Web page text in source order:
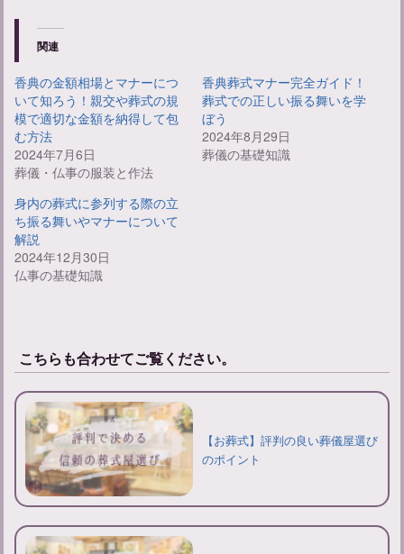
葬儀後のお礼状の書き方：具体例や送るタイミングを解説
葬儀後のお礼メールの書き方とポイント：具体的な例文と注意点
告別式での喪主挨拶：挨拶の例文やマナーについて解説
関連
香典の金額相場とマナーにつ
いて知ろう！親交や葬式の規
模で適切な金額を納得して包
む方法
2024年7月6日
葬儀・仏事の服装と作法
香典葬式マナー完全ガイド！
葬式での正しい振る舞いを学
ぼう
2024年8月29日
葬儀の基礎知識
身内の葬式に参列する際の立
ち振る舞いやマナーについて
解説
2024年12月30日
仏事の基礎知識
こちらも合わせてご覧ください。
【お葬式】評判の良い葬儀屋選び
のポイント